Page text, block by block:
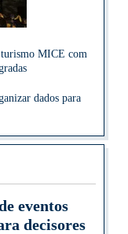
turismo MICE com
dados para
eventos
decisores